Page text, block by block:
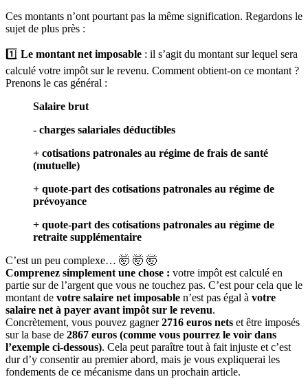
Ces montants n’ont pourtant pas la même signification. Regardons le
sujet de plus près :
1️⃣ Le montant net imposable : il s’agit du montant sur lequel sera
calculé votre impôt sur le revenu. Comment obtient-on ce montant ?
Prenons le cas général :
Salaire brut
- charges salariales déductibles
+ cotisations patronales au régime de frais de santé
(mutuelle)
+ quote-part des cotisations patronales au régime de
prévoyance
+ quote-part des cotisations patronales au régime de
retraite supplémentaire
C’est un peu complexe… 🤯 🤯 🤯
Comprenez simplement une chose : votre impôt est calculé en
partie sur de l’argent que vous ne touchez pas. C’est pour cela que le
montant de votre salaire net imposable n’est pas égal à votre
salaire net à payer avant impôt sur le revenu.
Concrètement, vous pouvez gagner2716 euros nets et être imposés
sur la base de 2867 euros (comme vous pourrez le voir dans
l’exemple ci-dessous). Cela peut paraître tout à fait injuste et c’est
dur d’y consentir au premier abord, mais je vous expliquerai les
fondements de ce mécanisme dans un prochain article.